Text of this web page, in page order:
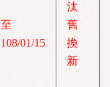
至
108/01/15
汰
舊
換
新